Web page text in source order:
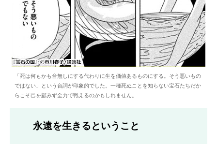
「死は何もかも台無しにする代わりに生を価値あるものにする。そう悪いもの
ではない」という台詞が印象的でした。一種死ぬことを知らない宝石たちだか
らこそ己を顧みず全力で戦えるのかもしれません。
永遠を生きるということ